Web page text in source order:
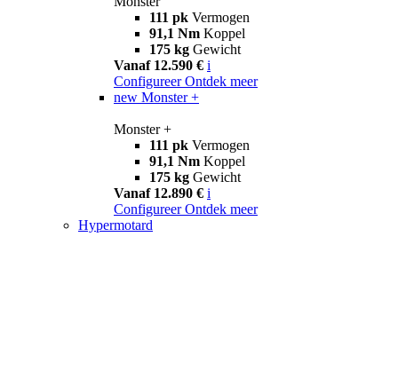
111 pk Vermogen
91,1 Nm Koppel
175 kg Gewicht
Vanaf 12.590 € i
Configureer Ontdek meer
new Monster +
Monster +
111 pk Vermogen
91,1 Nm Koppel
175 kg Gewicht
Vanaf 12.890 € i
Configureer Ontdek meer
Hypermotard